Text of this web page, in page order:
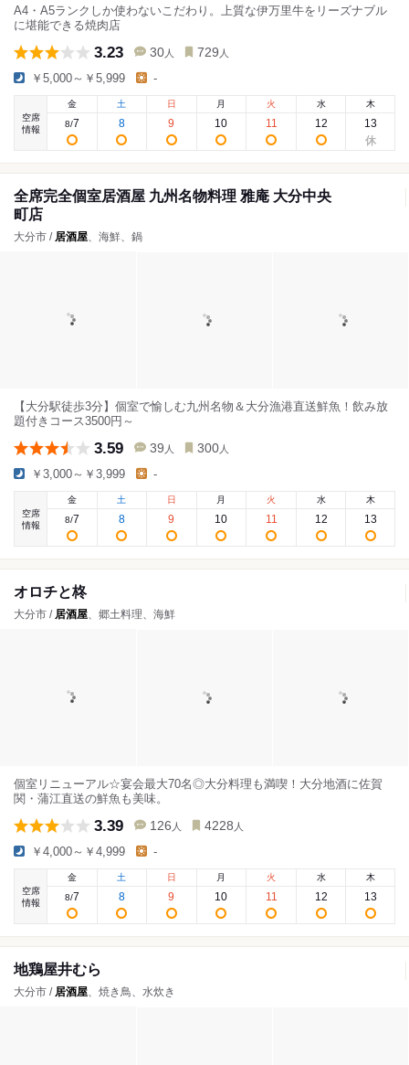
A4・A5ランクしか使わないこだわり。上質な伊万里牛をリーズナブル
に堪能できる焼肉店
3.23 30 人 729 人
￥5,000～￥5,999 -
空席
情報
金
8/7
土
8
日
9
月
10
火
11
水
12
木
13
全席完全個室居酒屋 九州名物料理 雅庵 大分中央
町店
大分市 / 居酒屋、海鮮、鍋
【大分駅徒歩3分】個室で愉しむ九州名物＆大分漁港直送鮮魚！飲み放
題付きコース3500円～
3.59 39 人 300 人
￥3,000～￥3,999 -
空席
情報
金
8/7
土
8
日
9
月
10
火
11
水
12
木
13
オロチと柊
大分市 / 居酒屋、郷土料理、海鮮
個室リニューアル☆宴会最大70名◎大分料理も満喫！大分地酒に佐賀
関・蒲江直送の鮮魚も美味。
3.39 126 人 4228 人
￥4,000～￥4,999 -
空席
情報
金
8/7
土
8
日
9
月
10
火
11
水
12
木
13
地鶏屋井むら
大分市 / 居酒屋、焼き鳥、水炊き